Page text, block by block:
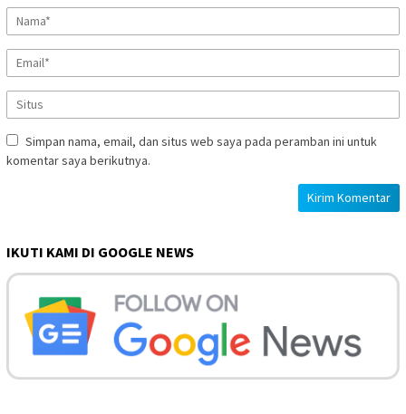
Simpan nama, email, dan situs web saya pada peramban ini untuk
komentar saya berikutnya.
IKUTI KAMI DI GOOGLE NEWS